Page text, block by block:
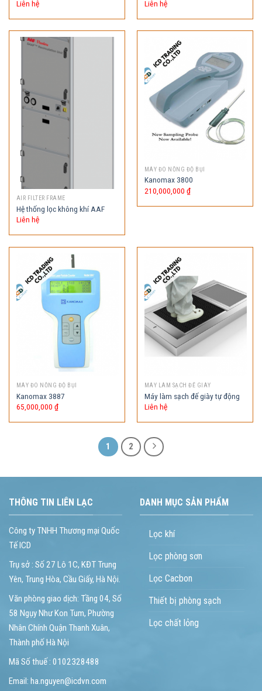
Liên hệ
Liên hệ
AIR FILTER FRAME
Hệ thống lọc không khí AAF
Liên hệ
MÁY ĐO NỒNG ĐỘ BỤI
Kanomax 3800
210,000,000 ₫
MÁY ĐO NỒNG ĐỘ BỤI
Kanomax 3887
65,000,000 ₫
MÁY LÀM SẠCH ĐẾ GIÀY
Máy làm sạch đế giày tự động
Liên hệ
1 2
THÔNG TIN LIÊN LẠC
Công ty TNHH Thương mại Quốc
Tế ICD
Trụ sở : Số 27 Lô 1C, KĐT Trung
Yên, Trung Hòa, Cầu Giấy, Hà Nội.
Văn phòng giao dịch: Tầng 04, Số
58 Ngụy Như Kon Tum, Phường
Nhân Chính Quận Thanh Xuân,
Thành phố Hà Nội
Mã Số thuế : 0102328488
Email: ha.nguyen@icdvn.com
DANH MỤC SẢN PHẨM
Lọc khí
Lọc phòng sơn
Lọc Cacbon
Thiết bị phòng sạch
Lọc chất lỏng